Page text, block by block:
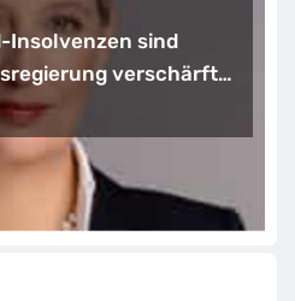
Insolvenzen sind
verschärft